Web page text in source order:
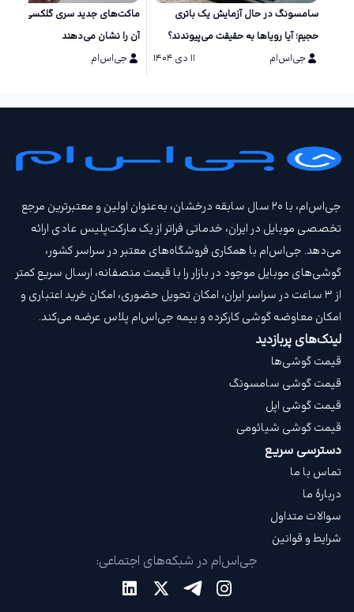
سامسونگ در حال آزمایش یک باتری
حجیم؛ آیا رویاها به حقیقت می‌پیوندند؟
جی‌اس‌ام
۱۱ دی ۱۴۰۴
آن را نشان می‌دهند
جی‌اس‌ام
جی‌اس‌ام، با ۲۰ سال سابقه درخشان، به‌عنوان اولین و معتبرترین مرجع
تخصصی موبایل در ایران، خدماتی فراتر از یک مارکت‌پلیس عادی ارائه
می‌دهد. جی‌اس‌ام با همکاری فروشگاه‌های معتبر در سراسر کشور،
گوشی‌های موبایل موجود در بازار را با قیمت‌ منصفانه، ارسال سریع کمتر
از ۳ ساعت در سراسر ایران، امکان تحویل حضوری، امکان خرید اعتباری و
امکان معاوضه گوشی کارکرده و بیمه جی‌اس‌ام‌ پلاس عرضه می‌کند.
لینک‌های پربازدید
قیمت گوشی‌ها
قیمت گوشی سامسونگ
قیمت گوشی اپل
قیمت گوشی شیائومی
دسترسی سریع
تماس با ما
دربارهٔ ما
سوالات متداول
شرایط و قوانین
جی‌اس‌ام در شبکه‌های اجتماعی: